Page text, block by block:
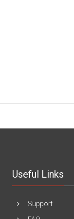
Useful Links
Support